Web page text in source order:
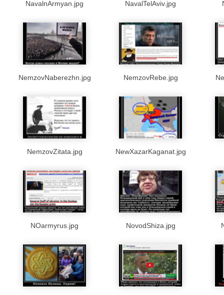
NavalnArmyan.jpg NavalTelAviv.jpg
NemzovNaberezhn.jpg NemzovRebe.jpg
NemzovZitata.jpg NewXazarKaganat.jpg
NOarmyrus.jpg NovodShiza.jpg